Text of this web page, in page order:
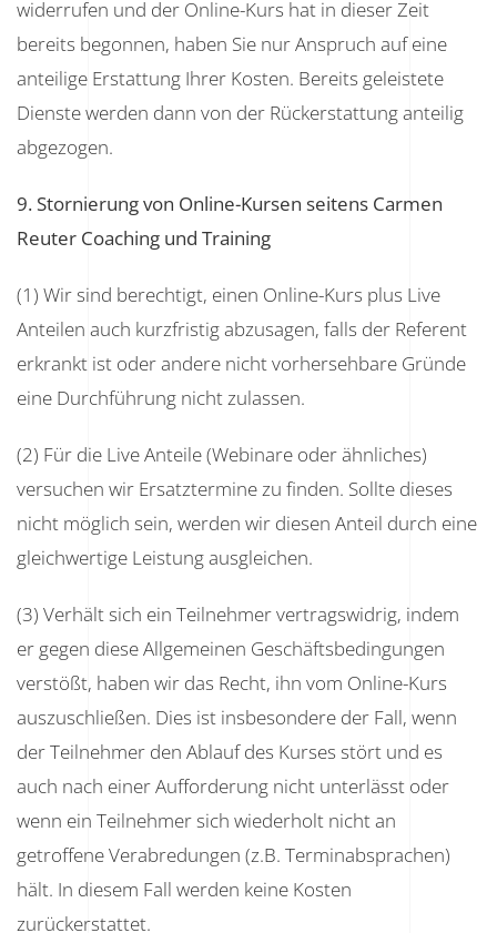
widerrufen und der Online-Kurs hat in dieser Zeit
bereits begonnen, haben Sie nur Anspruch auf eine
anteilige Erstattung Ihrer Kosten. Bereits geleistete
Dienste werden dann von der Rückerstattung anteilig
abgezogen.
9. Stornierung von Online-Kursen seitens Carmen
Reuter Coaching und Training
(1) Wir sind berechtigt, einen Online-Kurs plus Live
Anteilen auch kurzfristig abzusagen, falls der Referent
erkrankt ist oder andere nicht vorhersehbare Gründe
eine Durchführung nicht zulassen.
(2) Für die Live Anteile (Webinare oder ähnliches)
versuchen wir Ersatztermine zu finden. Sollte dieses
nicht möglich sein, werden wir diesen Anteil durch eine
gleichwertige Leistung ausgleichen.
(3) Verhält sich ein Teilnehmer vertragswidrig, indem
er gegen diese Allgemeinen Geschäftsbedingungen
verstößt, haben wir das Recht, ihn vom Online-Kurs
auszuschließen. Dies ist insbesondere der Fall, wenn
der Teilnehmer den Ablauf des Kurses stört und es
auch nach einer Aufforderung nicht unterlässt oder
wenn ein Teilnehmer sich wiederholt nicht an
getroffene Verabredungen (z.B. Terminabsprachen)
hält. In diesem Fall werden keine Kosten
zurückerstattet.